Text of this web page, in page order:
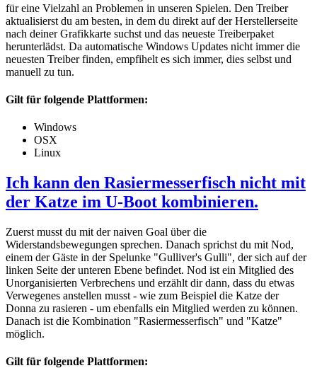
für eine Vielzahl an Problemen in unseren Spielen. Den Treiber
aktualisierst du am besten, in dem du direkt auf der Herstellerseite
nach deiner Grafikkarte suchst und das neueste Treiberpaket
herunterlädst. Da automatische Windows Updates nicht immer die
neuesten Treiber finden, empfihelt es sich immer, dies selbst und
manuell zu tun.
Gilt für folgende Plattformen:
Windows
OSX
Linux
Ich kann den Rasiermesserfisch nicht mit
der Katze im U-Boot kombinieren.
Zuerst musst du mit der naiven Goal über die
Widerstandsbewegungen sprechen. Danach sprichst du mit Nod,
einem der Gäste in der Spelunke "Gulliver's Gulli", der sich auf der
linken Seite der unteren Ebene befindet. Nod ist ein Mitglied des
Unorganisierten Verbrechens und erzählt dir dann, dass du etwas
Verwegenes anstellen musst - wie zum Beispiel die Katze der
Donna zu rasieren - um ebenfalls ein Mitglied werden zu können.
Danach ist die Kombination "Rasiermesserfisch" und "Katze"
möglich.
Gilt für folgende Plattformen: